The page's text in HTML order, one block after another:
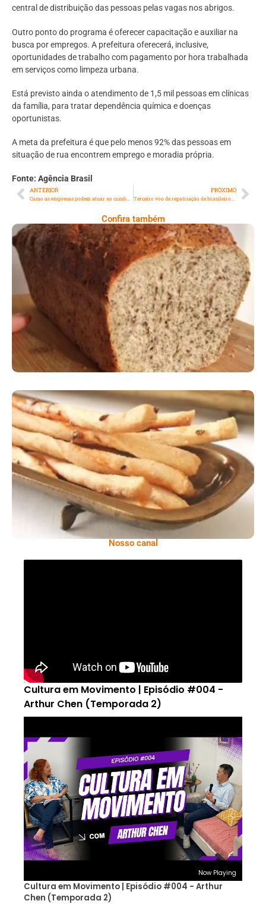
central de distribuição das pessoas pelas vagas nos abrigos.
Outro ponto do programa é oferecer capacitação e auxiliar na
busca por empregos. A prefeitura oferecerá, inclusive,
oportunidades de trabalho com pagamento por hora trabalhada
em serviços como limpeza urbana.
Está previsto ainda o atendimento de 1,5 mil pessoas em clínicas
da família, para tratar dependência química e doenças
oportunistas.
A meta da prefeitura é que pelo menos 92% das pessoas em
situação de rua encontrem emprego e moradia própria.
Fonte: Agência Brasil
ANTERIOR
Como as empresas podem atuar no combate à violência contra a mulher
PRÓXIMO
Terceiro voo de repatriação de brasileiros em Gaza decola do Rio
Confira também
Comer Bem: Pão Low Carb
Comer Bem: Palitinhos De Cebola E Salsa
Nosso canal
Cultura em Movimento | Episódio #004 -
Arthur Chen (Temporada 2)
Now Playing
Cultura em Movimento | Episódio #004 - Arthur
Chen (Temporada 2)